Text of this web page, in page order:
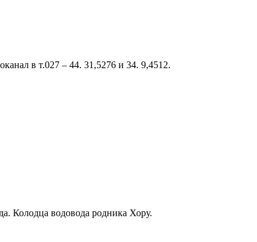
в т.027 – 44. 31,5276 и 34. 9,4512.